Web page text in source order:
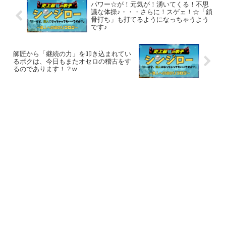
パワー☆が！元気が！湧いてくる！不思
議な体操♪・・・さらに！スゲェ！☆「鎖
骨打ち」も打てるようになっちゃうよう
です♪
師匠から「継続の力」を叩き込まれてい
るボクは、今日もまたオセロの稽古をす
るのであります！？w